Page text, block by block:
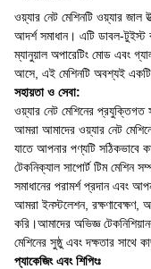
ওয়্যার নেট মেশিনটি ওয়্যার
আদর্শ সমাধান। এটি ডাবল-
ম্যানুয়াল অপারেটিং মোড এবং
আসে, এই মেশিনটি অবশ্যই একটি
সহায়তা ও সেবা:
ওয়্যার নেট মেশিনের প্রযুক্তিগত
আমরা আমাদের ওয়্যার নেট
যাতে আপনার পণ্যটি সঠিকভাবে
টেকনিক্যাল সাপোর্ট টিম মেশিন
সমাধানের পরামর্শ প্রদান এবং
আমরা ইনস্টলেশন, রক্ষণাবেক্ষণ,
করি।আমাদের অভিজ্ঞ
মেশিনের সুষ্ঠু এবং দক্ষতার সাথে
প্যাকেজিং এবং শিপিংঃ